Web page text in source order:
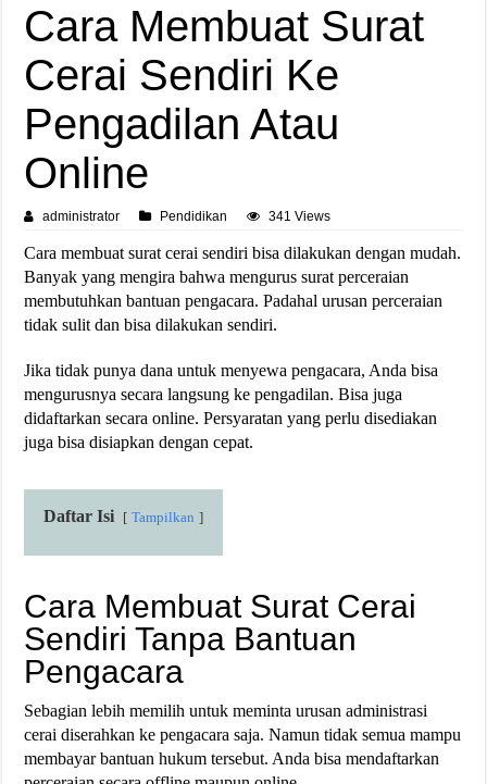
Cara Membuat Surat
Cerai Sendiri Ke
Pengadilan Atau
Online
administrator Pendidikan 341 Views
Cara membuat surat cerai sendiri bisa dilakukan dengan mudah.
Banyak yang mengira bahwa mengurus surat perceraian
membutuhkan bantuan pengacara. Padahal urusan perceraian
tidak sulit dan bisa dilakukan sendiri.
Jika tidak punya dana untuk menyewa pengacara, Anda bisa
mengurusnya secara langsung ke pengadilan. Bisa juga
didaftarkan secara online. Persyaratan yang perlu disediakan
juga bisa disiapkan dengan cepat.
Daftar Isi Tampilkan
Cara Membuat Surat Cerai
Sendiri Tanpa Bantuan
Pengacara
Sebagian lebih memilih untuk meminta urusan administrasi
cerai diserahkan ke pengacara saja. Namun tidak semua mampu
membayar bantuan hukum tersebut. Anda bisa mendaftarkan